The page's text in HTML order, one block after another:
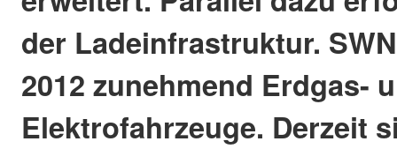
der Ladeinfrastruktur.
2012 zunehmend Erdgas-
Elektrofahrzeuge. Derzeit